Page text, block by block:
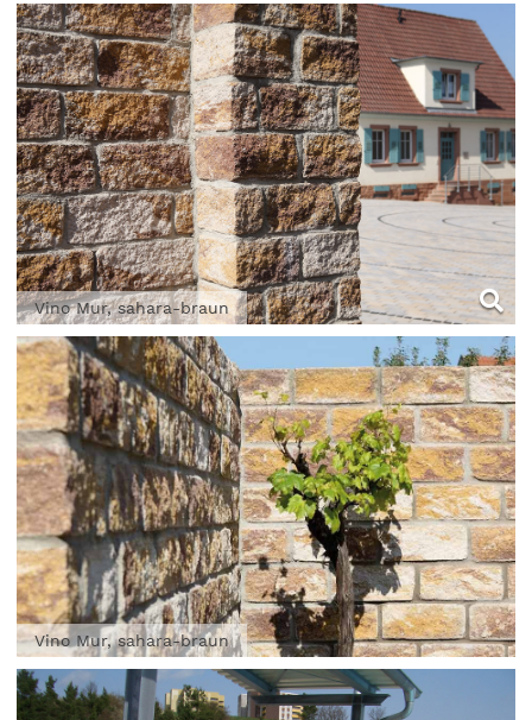
Vino Mur, sahara-braun
Vino Mur, sahara-braun